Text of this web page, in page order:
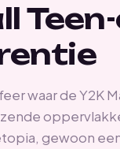
waar de Y2K
gewoon